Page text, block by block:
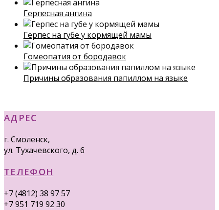
Герпесная ангина
Герпес на губе у кормящей мамы
Гомеопатия от бородавок
Причины образования папиллом на языке
АДРЕС
г. Смоленск,
ул. Тухачевского, д. 6
ТЕЛЕФОН
+7 (4812) 38 97 57
+7 951 719 92 30